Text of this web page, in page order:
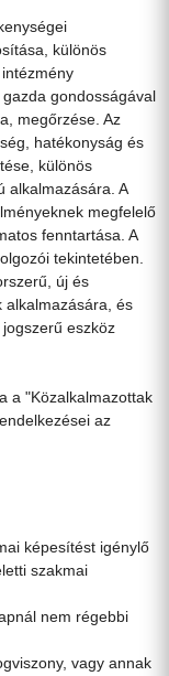
különös
gondosságával
megőrzése. Az
hatékonyság és
különös
alkalmazására. A
megfelelő
fenntartása. A
tekintetében.
új és
alkalmazására, és
eszköz
a "Közalkalmazottak
az
képesítést igénylő
szakmai
nem régebbi
vagy annak